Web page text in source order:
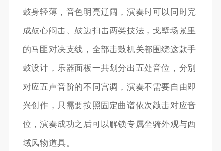
鼓身轻薄，音色明亮辽阔，演奏时可以同时完
成鼓心闷击、鼓边扫击两类技法，戈壁场景里
的马匪对决支线，全部击鼓机关都围绕这款手
鼓设计，乐器面板一共划分出五处音位，分别
对应五声音阶的不同宫调，演奏不需要自由即
兴创作，只需要按照固定曲谱依次敲击对应音
位，演奏成功之后可以解锁专属坐骑外观与西
域风物道具。